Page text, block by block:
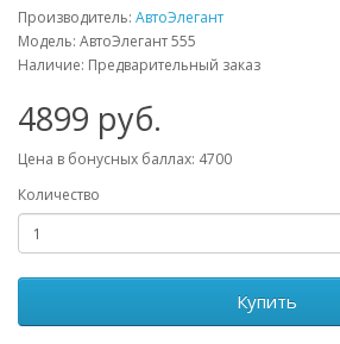
Производитель: АвтоЭлегант
Модель: АвтоЭлегант 555
Наличие: Предварительный заказ
4899 руб.
Цена в бонусных баллах: 4700
Количество
Купить